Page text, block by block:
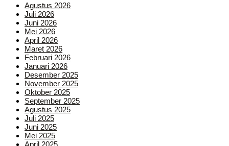
Agustus 2026
Juli 2026
Juni 2026
Mei 2026
April 2026
Maret 2026
Februari 2026
Januari 2026
Desember 2025
November 2025
Oktober 2025
September 2025
Agustus 2025
Juli 2025
Juni 2025
Mei 2025
April 2025